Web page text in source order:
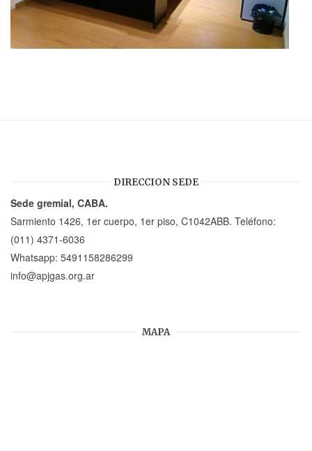
DIRECCION SEDE
Sede gremial, CABA.
Sarmiento 1426, 1er cuerpo, 1er piso, C1042ABB. Teléfono:
(011) 4371-6036
Whatsapp: 5491158286299
info@apjgas.org.ar
MAPA